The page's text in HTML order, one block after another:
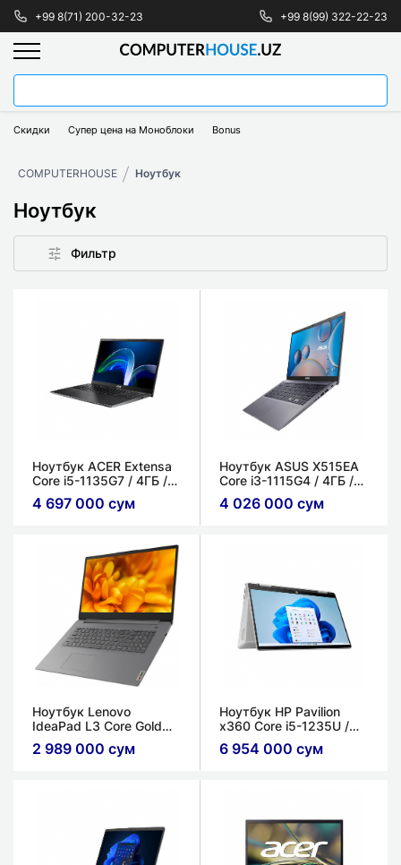
+99 8(71) 200-32-23 +99 8(99) 322-22-23
Скидки Супер цена на Моноблоки Bonus
COMPUTERHOUSE Ноутбук
Ноутбук
Фильтр
Ноутбук ACER Extensa
Core i5-1135G7 / 4ГБ /
256ГБ SSD / 15.6'' FHD
IPS
4 697 000 сум
Ноутбук ASUS X515EA
Core i3-1115G4 / 4ГБ /
256ГБ SSD / 15.6'' FHD
LCD
4 026 000 сум
Ноутбук Lenovo
IdeaPad L3 Core Gold
7505 / 4ГБ / HDD 1ТБ /
15.6'' FHD IPS
2 989 000 сум
Ноутбук HP Pavilion
x360 Core i5-1235U /
8ГБ / 256ГБ SSD / 14''
FHD IPS LED
6 954 000 сум